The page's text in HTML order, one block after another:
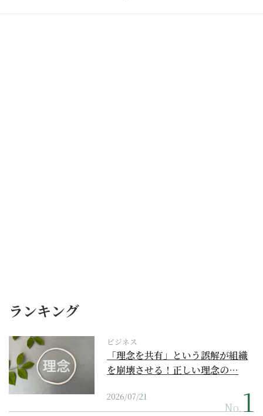
ランキング
ビジネス
「理念を共有」という誤解が組織
を崩壊させる！正しい理念の…
2026/07/21
No.